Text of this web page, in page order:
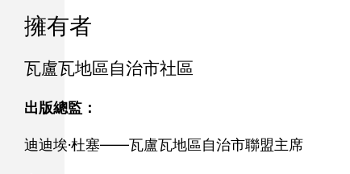
擁有者
瓦盧瓦地區自治市社區
出版總監：
迪迪埃·杜塞——瓦盧瓦地區自治市聯盟主席